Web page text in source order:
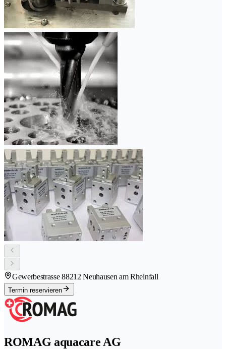
Gewerbestrasse 88212 Neuhausen am Rheinfall
Termin reservieren
ROMAG aquacare AG